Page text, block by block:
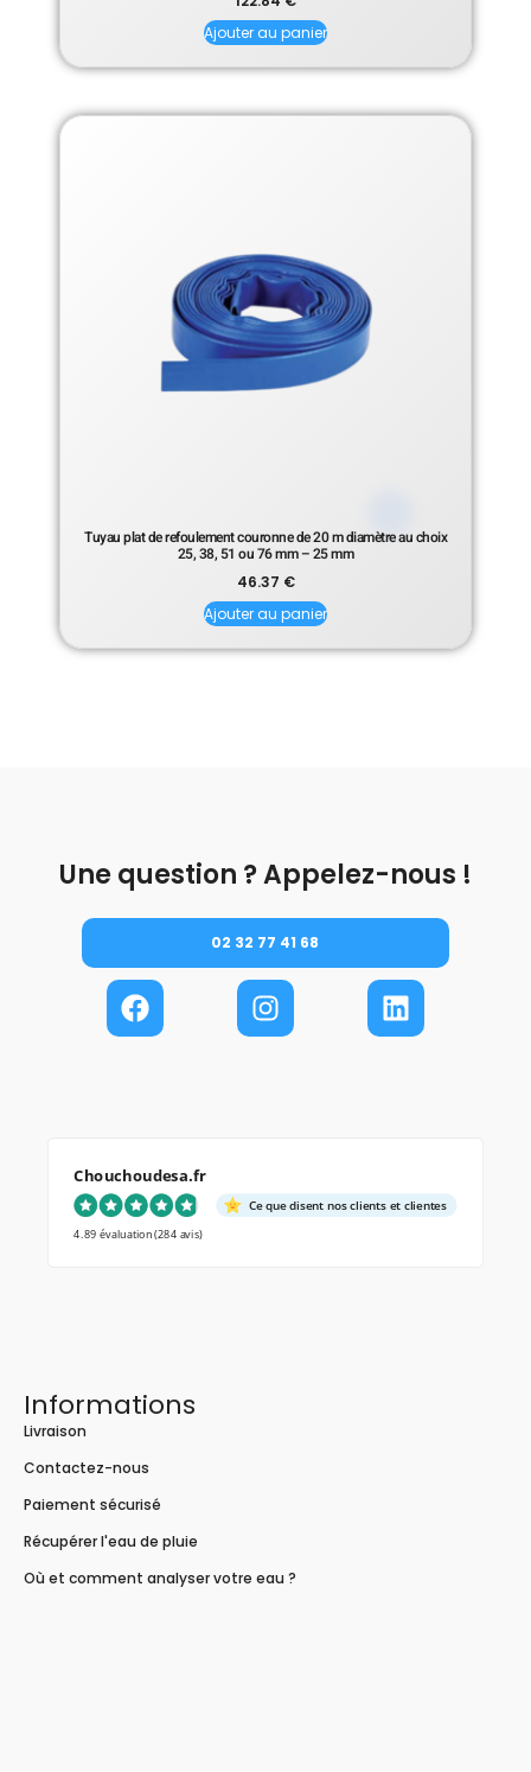
Ajouter au panier
Tuyau plat de refoulement couronne de 20 m diamètre au choix
25, 38, 51 ou 76 mm – 25 mm
46.37 €
Ajouter au panier
Une question ? Appelez-nous !
02 32 77 41 68
Chouchoudesa.fr
Ce que disent nos clients et clientes
4.89 évaluation(284 avis)
Informations
Livraison
Contactez-nous
Paiement sécurisé
Récupérer l'eau de pluie
Où et comment analyser votre eau ?